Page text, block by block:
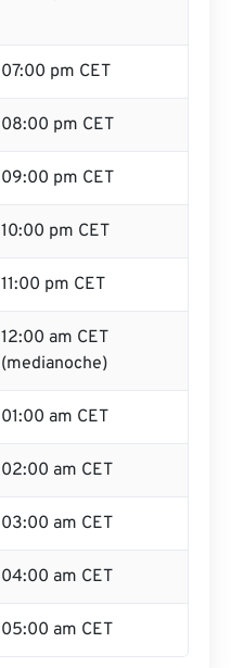
07:00 pm CET
08:00 pm CET
09:00 pm CET
10:00 pm CET
11:00 pm CET
12:00 am CET
(medianoche)
01:00 am CET
02:00 am CET
03:00 am CET
04:00 am CET
05:00 am CET